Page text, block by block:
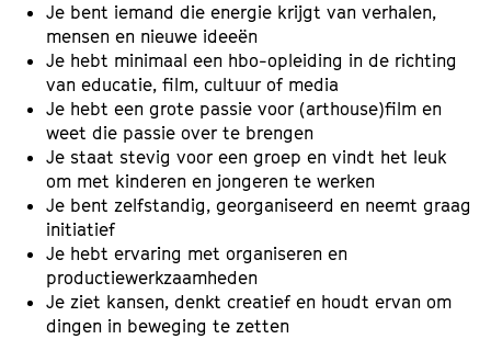
Je bent iemand die energie krijgt van verhalen,
mensen en nieuwe ideeën
Je hebt minimaal een hbo-opleiding in de richting
van educatie, film, cultuur of media
Je hebt een grote passie voor (arthouse)film en
weet die passie over te brengen
Je staat stevig voor een groep en vindt het leuk
om met kinderen en jongeren te werken
Je bent zelfstandig, georganiseerd en neemt graag
initiatief
Je hebt ervaring met organiseren en
productiewerkzaamheden
Je ziet kansen, denkt creatief en houdt ervan om
dingen in beweging te zetten